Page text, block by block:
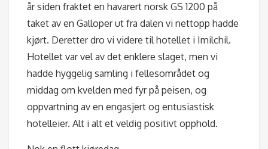
år siden fraktet en havarert norsk GS 1200 på
taket av en Galloper ut fra dalen vi nettopp hadde
kjørt. Deretter dro vi videre til hotellet i Imilchil.
Hotellet var vel av det enklere slaget, men vi
hadde hyggelig samling i fellesområdet og
middag om kvelden med fyr på peisen, og
oppvartning av en engasjert og entusiastisk
hotelleier. Alt i alt et veldig positivt opphold.